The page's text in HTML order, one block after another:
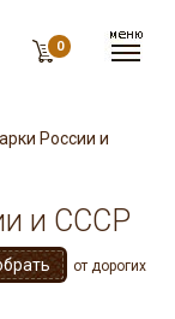
0
России и
и СССР
от дорогих